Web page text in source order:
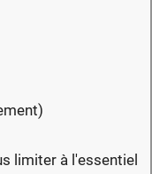
limiter à l'essentiel